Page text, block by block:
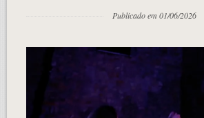
Publicado em 01/06/2026